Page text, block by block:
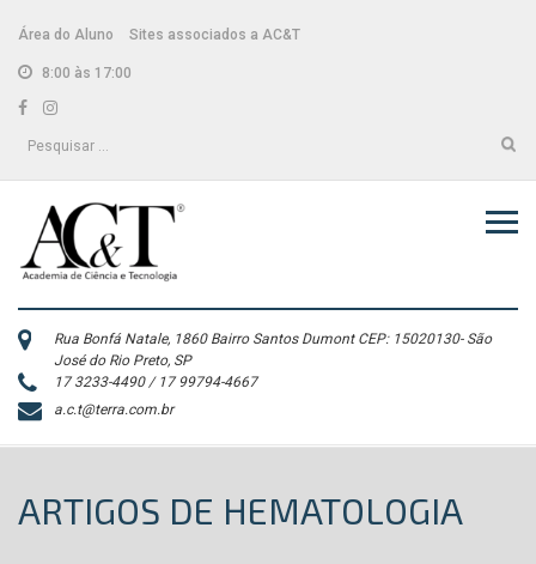
content
Área do Aluno Sites associados a AC&T
8:00 às 17:00
Facebook
Instagram
Pesquisar
Rua Bonfá Natale, 1860 Bairro Santos Dumont CEP: 15020130- São
José do Rio Preto, SP
17 3233-4490 / 17 99794-4667
a.c.t@terra.com.br
ARTIGOS DE HEMATOLOGIA